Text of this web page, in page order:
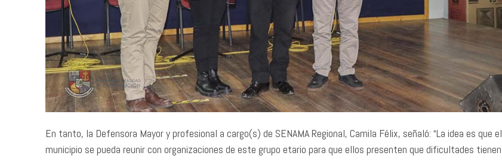
En tanto, la Defensora Mayor y profesional a cargo(s) de SENAMA Regional, Camila Félix, señaló: “La idea es que el
municipio se pueda reunir con organizaciones de este grupo etario para que ellos presenten que dificultades tienen